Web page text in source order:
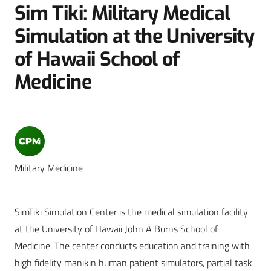
Sim Tiki: Military Medical
Simulation at the University
of Hawaii School of
Medicine
Military Medicine
SimTiki Simulation Center is the medical simulation facility
at the University of Hawaii John A Burns School of
Medicine. The center conducts education and training with
high fidelity manikin human patient simulators, partial task